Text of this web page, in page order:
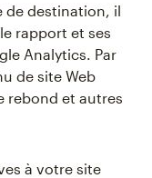
de destination, il
rapport et ses
Analytics. Par
de site Web
rebond et autres
à votre site